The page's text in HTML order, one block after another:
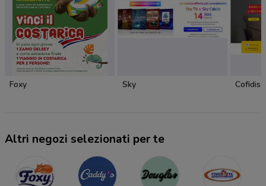
Foxy Sky Cofidis
Altri negozi selezionati per te